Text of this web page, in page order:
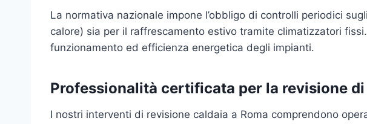
La normativa nazionale impone l’obbligo di controlli periodici sugli
calore) sia per il raffrescamento estivo tramite climatizzatori
funzionamento ed efficienza energetica degli impianti.
Professionalità certificata per la revisione
I nostri interventi di revisione caldaia a Roma comprendono